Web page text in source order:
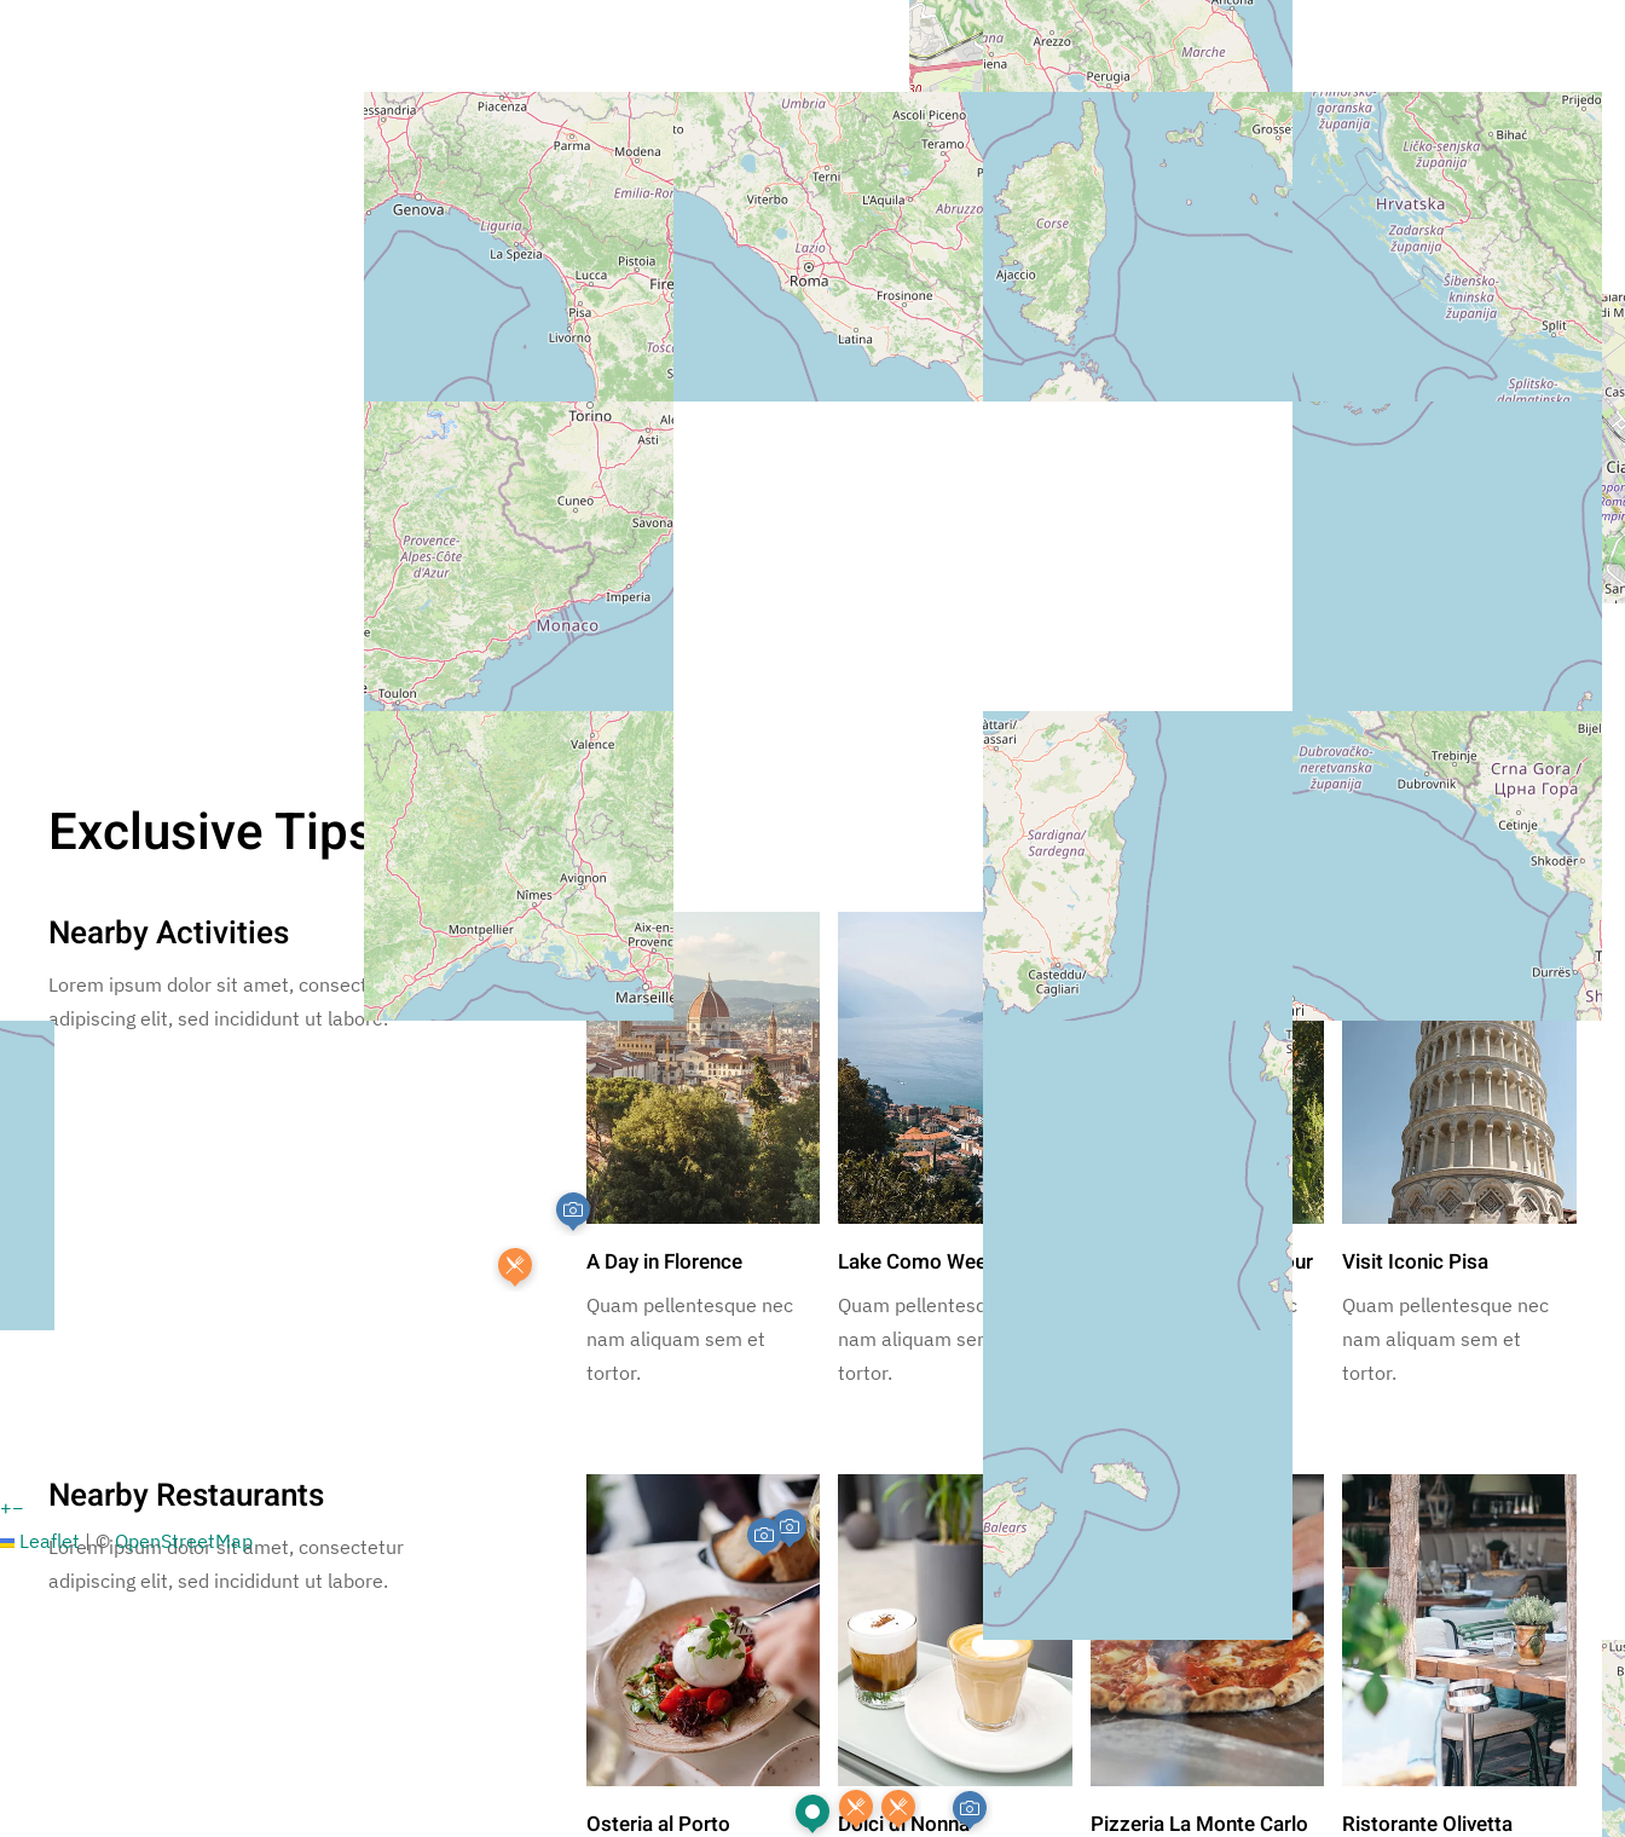
+−
Leaflet |©OpenStreetMap
Exclusive Tips
Nearby Activities
Lorem ipsum dolor sit amet, consectetur
adipiscing elit, sed incididunt ut labore.
A Day in Florence
Quam pellentesque nec
nam aliquam sem et
tortor.
Lake Como Weekend
Quam pellentesque nec
nam aliquam sem et
tortor.
Rome Free Walking Tour
Quam pellentesque nec
Visit Iconic Pisa
Quam pellentesque nec
nam aliquam sem et
tortor.
Nearby Restaurants
Lorem ipsum dolor sit amet, consectetur
adipiscing elit, sed incididunt ut labore.
Osteria al Porto Dolci di Nonna Pizzeria La Monte Carlo Ristorante Olivetta